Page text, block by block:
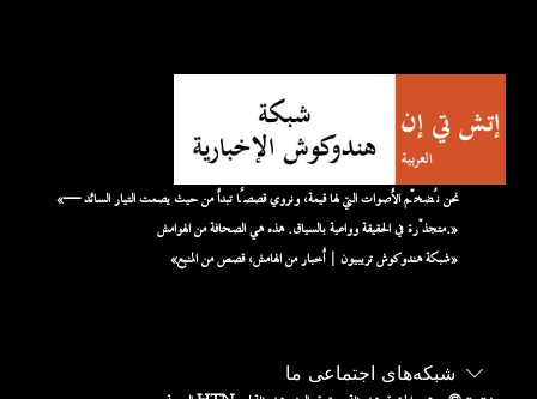
شبکه‌های اجتماعی ما
«نحن نُضخّم الأصوات التي لها قيمة، ونروي قصصًا تبدأ من حيث يصمت التيار السائد —
متجذّرة في الحقيقة وواعية بالسياق. هذه هي الصحافة من الهوامش.»
«شبكة هندوكوش تريبيون | أخبار من الهامش، قصص من المنبع»